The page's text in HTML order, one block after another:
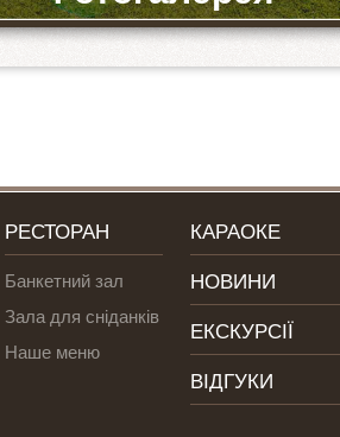
Фото бази та ресторану
РЕСТОРАН
Банкетний зал
Зала для сніданків
Наше меню
КАРАОКЕ
НОВИНИ
ЕКСКУРСІЇ
ВІДГУКИ